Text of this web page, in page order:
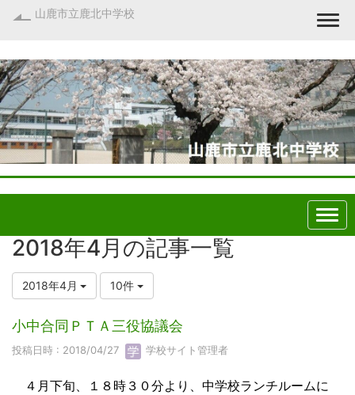
山鹿市立鹿北中学校
2018年4月の記事一覧
2018年4月 10件
小中合同ＰＴＡ三役協議会
投稿日時 : 2018/04/27 学校サイト管理者
４月下旬、１８時３０分より、中学校ランチルームに